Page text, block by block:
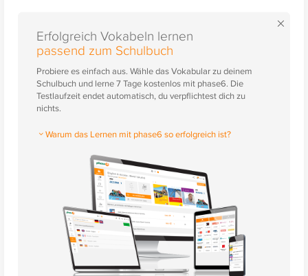
×
Erfolgreich Vokabeln lernen
passend zum Schulbuch
Probiere es einfach aus. Wähle das Vokabular zu deinem
Schulbuch und lerne 7 Tage kostenlos mit phase6. Die
Testlaufzeit endet automatisch, du verpflichtest dich zu
nichts.
Warum das Lernen mit phase6 so erfolgreich ist?